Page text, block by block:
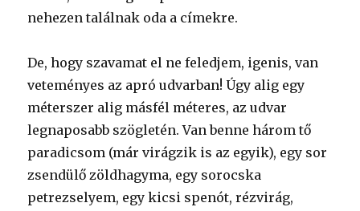
nehezen találnak oda a címekre.
De, hogy szavamat el ne feledjem, igenis, van
veteményes az apró udvarban! Úgy alig egy
méterszer alig másfél méteres, az udvar
legnaposabb szögletén. Van benne három tő
paradicsom (már virágzik is az egyik), egy sor
zsendülő zöldhagyma, egy sorocska
petrezselyem, egy kicsi spenót, rézvirág,